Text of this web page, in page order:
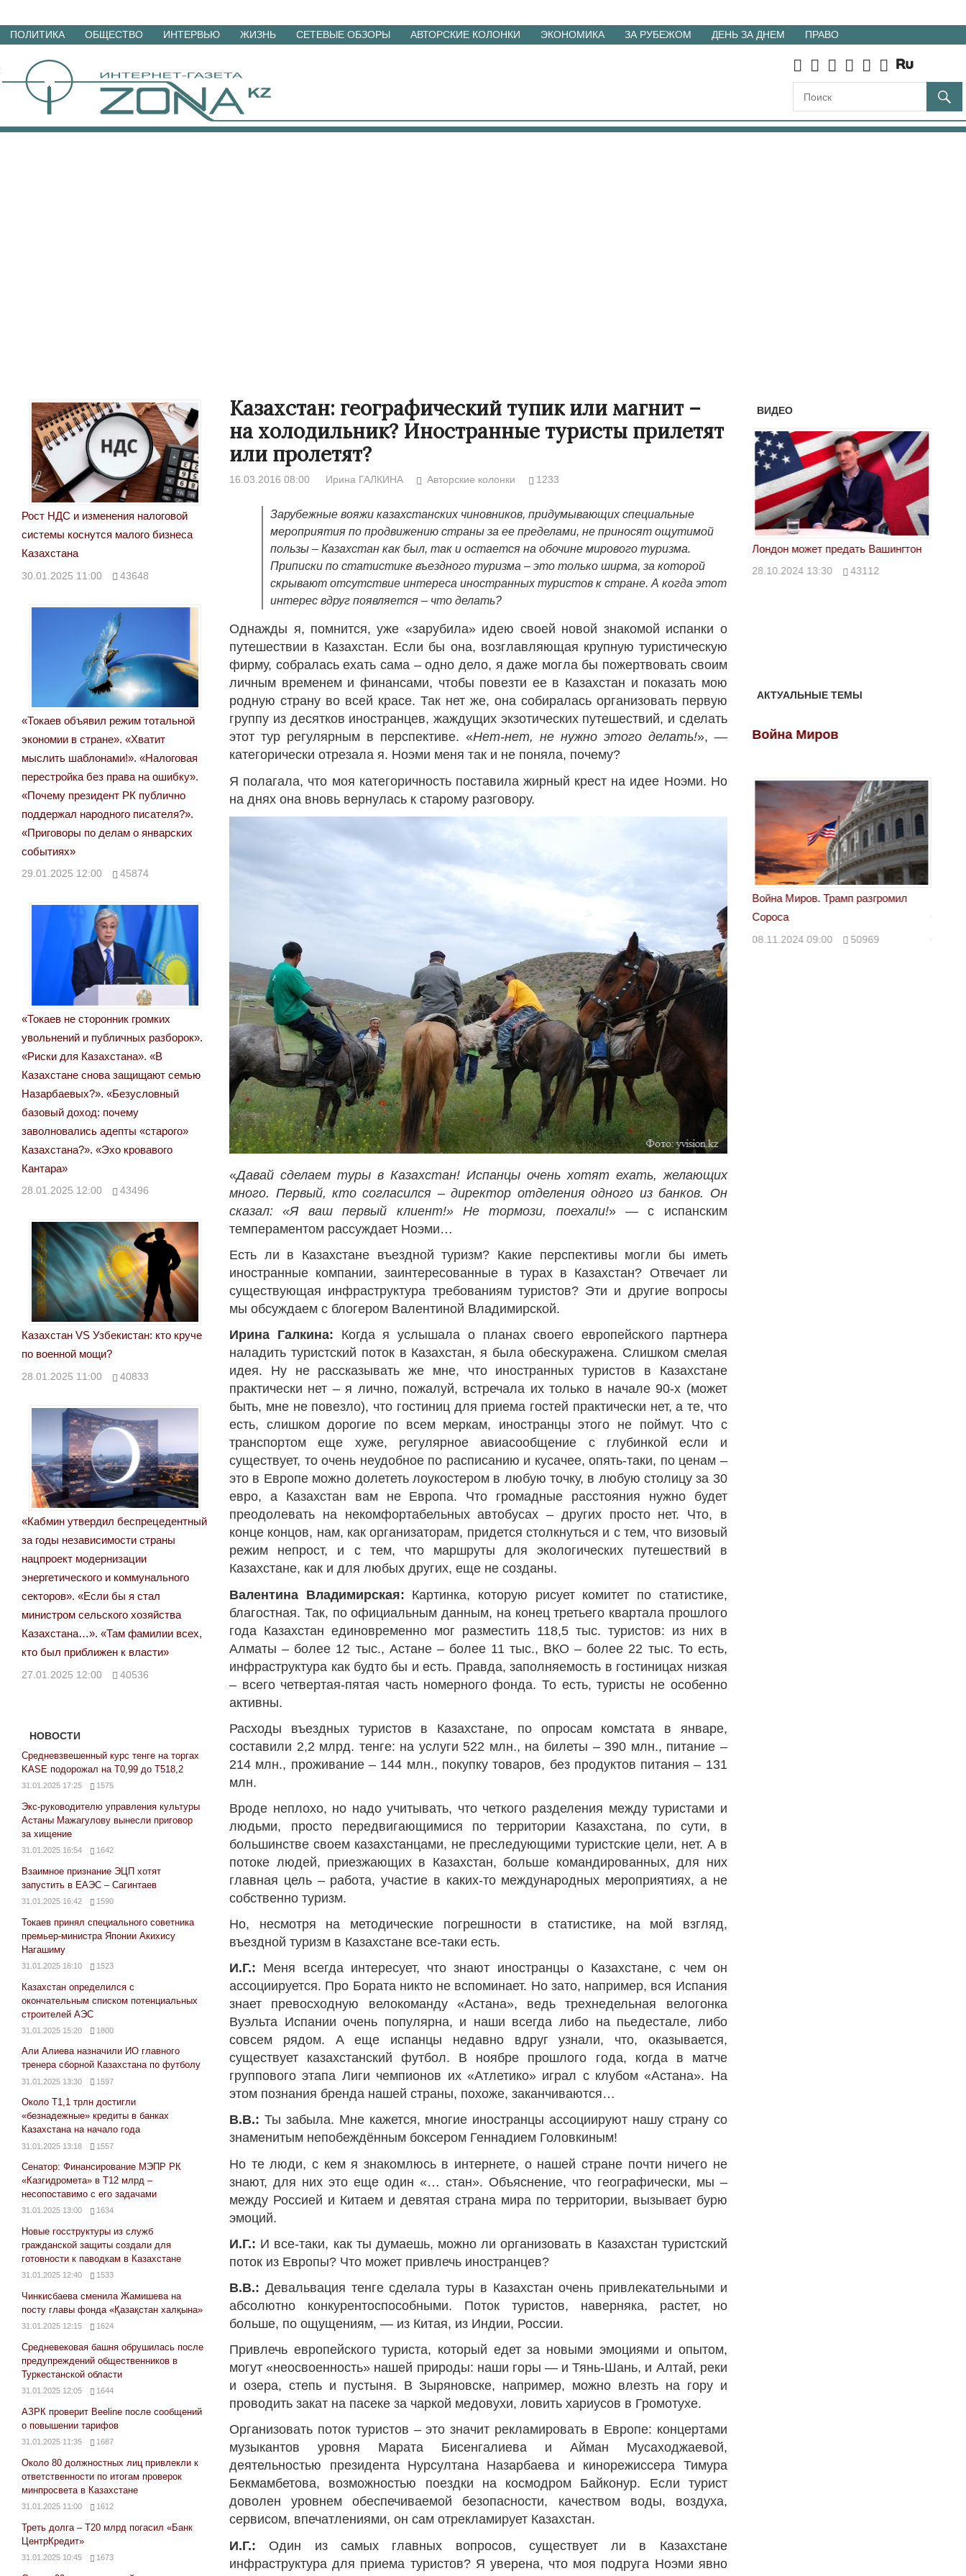
Перейти
материалам
ПОЛИТИКА ОБЩЕСТВО ИНТЕРВЬЮ ЖИЗНЬ СЕТЕВЫЕ ОБЗОРЫ АВТОРСКИЕ КОЛОНКИ ЭКОНОМИКА ЗА РУБЕЖОМ ДЕНЬ ЗА ДНЕМ ПРАВО
Казахстан: географический тупик или магнит –
на холодильник? Иностранные туристы прилетят
или пролетят?
16.03.2016 08:00 Ирина ГАЛКИНА Авторские колонки 1233
Зарубежные вояжи казахстанских чиновников, придумывающих специальные
мероприятия по продвижению страны за ее пределами, не приносят ощутимой
пользы – Казахстан как был, так и остается на обочине мирового туризма.
Приписки по статистике въездного туризма – это только ширма, за которой
скрывают отсутствие интереса иностранных туристов к стране. А когда этот
интерес вдруг появляется – что делать?
Однажды я, помнится, уже «зарубила» идею своей новой знакомой испанки о
путешествии в Казахстан. Если бы она, возглавляющая крупную туристическую
фирму, собралась ехать сама – одно дело, я даже могла бы пожертвовать своим
личным временем и финансами, чтобы повезти ее в Казахстан и показать мою
родную страну во всей красе. Так нет же, она собиралась организовать первую
группу из десятков иностранцев, жаждущих экзотических путешествий, и сделать
этот тур регулярным в перспективе. «Нет-нет, не нужно этого делать!», —
категорически отрезала я. Ноэми меня так и не поняла, почему?
Я полагала, что моя категоричность поставила жирный крест на идее Ноэми. Но
на днях она вновь вернулась к старому разговору.
«Давай сделаем туры в Казахстан! Испанцы очень хотят ехать, желающих
много. Первый, кто согласился – директор отделения одного из банков. Он
сказал: «Я ваш первый клиент!» Не тормози, поехали!» — с испанским
темпераментом рассуждает Ноэми…
Есть ли в Казахстане въездной туризм? Какие перспективы могли бы иметь
иностранные компании, заинтересованные в турах в Казахстан? Отвечает ли
существующая инфраструктура требованиям туристов? Эти и другие вопросы
мы обсуждаем с блогером Валентиной Владимирской.
Ирина Галкина: Когда я услышала о планах своего европейского партнера
наладить туристский поток в Казахстан, я была обескуражена. Слишком смелая
идея. Ну не рассказывать же мне, что иностранных туристов в Казахстане
практически нет – я лично, пожалуй, встречала их только в начале 90-х (может
быть, мне не повезло), что гостиниц для приема гостей практически нет, а те, что
есть, слишком дорогие по всем меркам, иностранцы этого не поймут. Что с
транспортом еще хуже, регулярное авиасообщение с глубинкой если и
существует, то очень неудобное по расписанию и кусачее, опять-таки, по ценам –
это в Европе можно долететь лоукостером в любую точку, в любую столицу за 30
евро, а Казахстан вам не Европа. Что громадные расстояния нужно будет
преодолевать на некомфортабельных автобусах – других просто нет. Что, в
конце концов, нам, как организаторам, придется столкнуться и с тем, что визовый
режим непрост, и с тем, что маршруты для экологических путешествий в
Казахстане, как и для любых других, еще не созданы.
Валентина Владимирская: Картинка, которую рисует комитет по статистике,
благостная. Так, по официальным данным, на конец третьего квартала прошлого
года Казахстан единовременно мог разместить 118,5 тыс. туристов: из них в
Алматы – более 12 тыс., Астане – более 11 тыс., ВКО – более 22 тыс. То есть,
инфраструктура как будто бы и есть. Правда, заполняемость в гостиницах низкая
– всего четвертая-пятая часть номерного фонда. То есть, туристы не особенно
активны.
Расходы въездных туристов в Казахстане, по опросам комстата в январе,
составили 2,2 млрд. тенге: на услуги 522 млн., на билеты – 390 млн., питание –
214 млн., проживание – 144 млн., покупку товаров, без продуктов питания – 131
млн.
Вроде неплохо, но надо учитывать, что четкого разделения между туристами и
людьми, просто передвигающимися по территории Казахстана, по сути, в
большинстве своем казахстанцами, не преследующими туристские цели, нет. А в
потоке людей, приезжающих в Казахстан, больше командированных, для них
главная цель – работа, участие в каких-то международных мероприятиях, а не
собственно туризм.
Но, несмотря на методические погрешности в статистике, на мой взгляд,
въездной туризм в Казахстане все-таки есть.
И.Г.: Меня всегда интересует, что знают иностранцы о Казахстане, с чем он
ассоциируется. Про Бората никто не вспоминает. Но зато, например, вся Испания
знает превосходную велокоманду «Астана», ведь трехнедельная велогонка
Вуэльта Испании очень популярна, и наши всегда либо на пьедестале, либо
совсем рядом. А еще испанцы недавно вдруг узнали, что, оказывается,
существует казахстанский футбол. В ноябре прошлого года, когда в матче
группового этапа Лиги чемпионов их «Атлетико» играл с клубом «Астана». На
этом познания бренда нашей страны, похоже, заканчиваются…
В.В.: Ты забыла. Мне кажется, многие иностранцы ассоциируют нашу страну со
знаменитым непобеждённым боксером Геннадием Головкиным!
Но те люди, с кем я знакомлюсь в интернете, о нашей стране почти ничего не
знают, для них это еще один «… стан». Объяснение, что географически, мы –
между Россией и Китаем и девятая страна мира по территории, вызывает бурю
эмоций.
И.Г.: И все-таки, как ты думаешь, можно ли организовать в Казахстан туристский
поток из Европы? Что может привлечь иностранцев?
В.В.: Девальвация тенге сделала туры в Казахстан очень привлекательными и
абсолютно конкурентоспособными. Поток туристов, наверняка, растет, но
больше, по ощущениям, — из Китая, из Индии, России.
Привлечь европейского туриста, который едет за новыми эмоциями и опытом,
могут «неосвоенность» нашей природы: наши горы — и Тянь-Шань, и Алтай, реки
и озера, степь и пустыня. В Зыряновске, например, можно влезть на гору и
проводить закат на пасеке за чаркой медовухи, ловить хариусов в Громотухе.
Организовать поток туристов – это значит рекламировать в Европе: концертами
музыкантов уровня Марата Бисенгалиева и Айман Мусаходжаевой,
деятельностью президента Нурсултана Назарбаева и кинорежиссера Тимура
Бекмамбетова, возможностью поездки на космодром Байконур. Если турист
доволен уровнем обеспечиваемой безопасности, качеством воды, воздуха,
сервисом, впечатлениями, он сам отрекламирует Казахстан.
И.Г.: Один из самых главных вопросов, существует ли в Казахстане
инфраструктура для приема туристов? Я уверена, что моя подруга Ноэми явно
Рост НДС и изменения налоговой
системы коснутся малого бизнеса
Казахстана
30.01.2025 11:00 43648
«Токаев объявил режим тотальной
экономии в стране». «Хватит
мыслить шаблонами!». «Налоговая
перестройка без права на ошибку».
«Почему президент РК публично
поддержал народного писателя?».
«Приговоры по делам о январских
событиях»
29.01.2025 12:00 45874
«Токаев не сторонник громких
увольнений и публичных разборок».
«Риски для Казахстана». «В
Казахстане снова защищают семью
Назарбаевых?». «Безусловный
базовый доход: почему
заволновались адепты «старого»
Казахстана?». «Эхо кровавого
Кантара»
28.01.2025 12:00 43496
Казахстан VS Узбекистан: кто круче
по военной мощи?
28.01.2025 11:00 40833
«Кабмин утвердил беспрецедентный
за годы независимости страны
нацпроект модернизации
энергетического и коммунального
секторов». «Если бы я стал
министром сельского хозяйства
Казахстана…». «Там фамилии всех,
кто был приближен к власти»
27.01.2025 12:00 40536
НОВОСТИ
Средневзвешенный курс тенге на торгах
KASE подорожал на Т0,99 до Т518,2
31.01.2025 17:25 1575
Экс-руководителю управления культуры
Астаны Мажагулову вынесли приговор
за хищение
31.01.2025 16:54 1642
Взаимное признание ЭЦП хотят
запустить в ЕАЭС – Сагинтаев
31.01.2025 16:42 1590
Токаев принял специального советника
премьер-министра Японии Акихису
Нагашиму
31.01.2025 16:10 1523
Казахстан определился с
окончательным списком потенциальных
строителей АЭС
31.01.2025 15:20 1800
Али Алиева назначили ИО главного
тренера сборной Казахстана по футболу
31.01.2025 13:30 1597
Около Т1,1 трлн достигли
«безнадежные» кредиты в банках
Казахстана на начало года
31.01.2025 13:18 1557
Сенатор: Финансирование МЭПР РК
«Казгидромета» в Т12 млрд –
несопоставимо с его задачами
31.01.2025 13:00 1634
Новые госструктуры из служб
гражданской защиты создали для
готовности к паводкам в Казахстане
31.01.2025 12:40 1533
Чинкисбаева сменила Жамишева на
посту главы фонда «Қазақстан халқына»
31.01.2025 12:15 1624
Средневековая башня обрушилась после
предупреждений общественников в
Туркестанской области
31.01.2025 12:05 1644
АЗРК проверит Beeline после сообщений
о повышении тарифов
31.01.2025 11:35 1687
Около 80 должностных лиц привлекли к
ответственности по итогам проверок
минпросвета в Казахстане
31.01.2025 11:00 1612
Треть долга – Т20 млрд погасил «Банк
ЦентрКредит»
31.01.2025 10:45 1673
ВИДЕО
Народ выбрал свет
17.10.2024 17:00 29972
Странная забастовка в Жанаозене.
Дарига не ждёт конфискации.
Авиакомпании сравнили с
мошенниками
30.10.2024 14:00 28888
«Новый Казахстан не говорит всей
правды»
29.10.2024 09:00 39623
Лондон может предать Вашингтон
28.10.2024 13:30 43112
АКТУАЛЬНЫЕ ТЕМЫ
Война Миров
Война Миров. Трамп разгромил
08.11.2024 09:00 50969
Война Миров
Война Миров. Трамп разгромил
Сороса
08.11.2024 09:00 50969